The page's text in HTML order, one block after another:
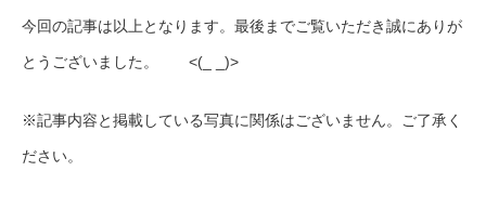
今回の記事は以上となります。最後までご覧いただき誠にありが
とうございました。 <(_ _)>
※記事内容と掲載している写真に関係はございません。ご了承く
ださい。